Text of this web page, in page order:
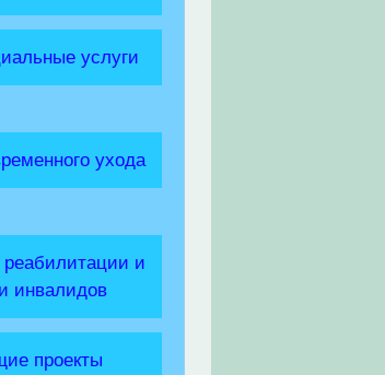
услуги
ухода
и
инвалидов
проекты